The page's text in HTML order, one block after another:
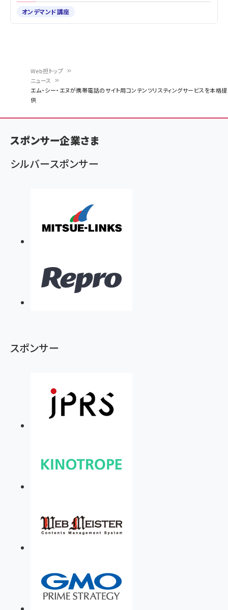
く
ず
Web担トップ
ニュース
エム・シー・エヌが携帯電話のサイト用コンテンツリスティングサービスを本格提
供
オンデマンド講座
スポンサー企業さま
シルバースポンサー
スポンサー